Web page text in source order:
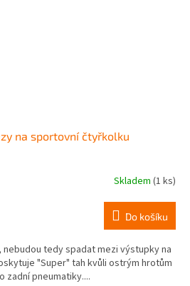
na sportovní čtyřkolku
Skladem (1 ks)
Do košíku
nebudou tedy spadat mezi výstupky na
"Super" tah kvůli ostrým hrotům
zadní pneumatiky....